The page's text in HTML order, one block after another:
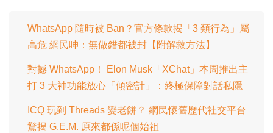
WhatsApp 隨時被 Ban？官方條款揭「3 類行為」屬
高危 網民呻：無做錯都被封【附解救方法】
對撼 WhatsApp！ Elon Musk「XChat」本周推出主
打 3 大神功能放心「傾密計」：終極保障對話私隱
ICQ 玩到 Threads 變老餅？ 網民懷舊歷代社交平台
驚揭 G.E.M. 原來都係呢個始祖